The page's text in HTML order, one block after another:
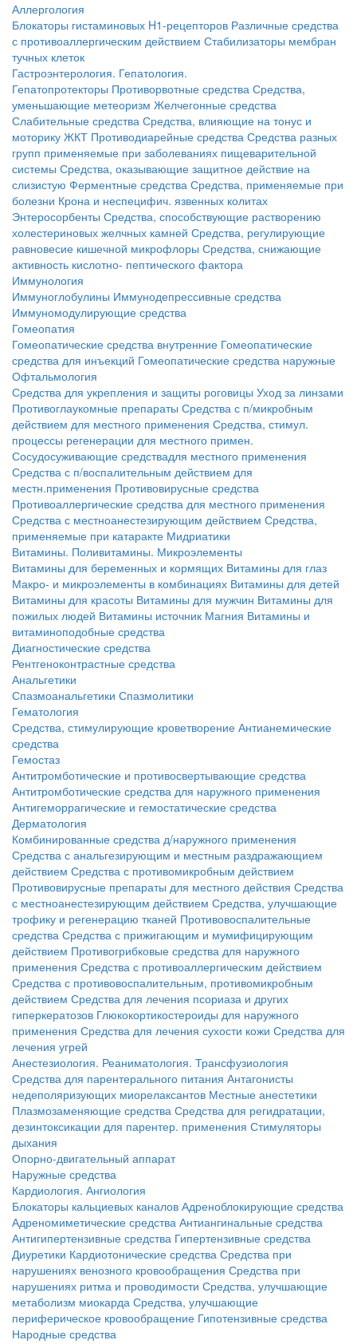
Аллергология
Блокаторы гистаминовых H1-рецепторов Различные средства
с противоаллергическим действием Стабилизаторы мембран
тучных клеток
Гастроэнтерология. Гепатология.
Гепатопротекторы Противорвотные средства Средства,
уменьшающие метеоризм Желчегонные средства
Слабительные средства Средства, влияющие на тонус и
моторику ЖКТ Противодиарейные средства Средства разных
групп применяемые при заболеваниях пищеварительной
системы Средства, оказывающие защитное действие на
слизистую Ферментные средства Средства, применяемые при
болезни Крона и неспецифич. язвенных колитах
Энтеросорбенты Средства, способствующие растворению
холестериновых желчных камней Средства, регулирующие
равновесие кишечной микрофлоры Средства, снижающие
активность кислотно- пептического фактора
Иммунология
Иммуноглобулины Иммунодепрессивные средства
Иммуномодулирующие средства
Гомеопатия
Гомеопатические средства внутренние Гомеопатические
средства для инъекций Гомеопатические средства наружные
Офтальмология
Средства для укрепления и защиты роговицы Уход за линзами
Противоглаукомные препараты Средства с п/микробным
действием для местного применения Средства, стимул.
процессы регенерации для местного примен.
Сосудосуживающие средствадля местного применения
Средства с п/воспалительным действием для
местн.применения Противовирусные средства
Противоаллергические средства для местного применения
Средства с местноанестезирующим действием Средства,
применяемые при катаракте Мидриатики
Витамины. Поливитамины. Микроэлементы
Витамины для беременных и кормящих Витамины для глаз
Макро- и микроэлементы в комбинациях Витамины для детей
Витамины для красоты Витамины для мужчин Витамины для
пожилых людей Витамины источник Магния Витамины и
витаминоподобные средства
Диагностические средства
Рентгеноконтрастные средства
Анальгетики
Спазмоанальгетики Спазмолитики
Гематология
Средства, стимулирующие кроветворение Антианемические
средства
Гемостаз
Антитромботические и противосвертывающие средства
Антитромботические средства для наружного применения
Антигеморрагические и гемостатические средства
Дерматология
Комбинированные средства д/наружного применения
Средства с анальгезирующим и местным раздражающием
действием Средства с противомикробным действием
Противовирусные препараты для местного действия Средства
с местноанестезирующим действием Средства, улучшающие
трофику и регенерацию тканей Противовоспалительные
средства Средства с прижигающим и мумифицирующим
действием Противогрибковые средства для наружного
применения Средства с противоаллергическим действием
Средства с противовоспалительным, противомикробным
действием Средства для лечения псориаза и других
гиперкератозов Глюкокортикостероиды для наружного
применения Средства для лечения сухости кожи Средства для
лечения угрей
Анестезиология. Реаниматология. Трансфузиология
Средства для парентерального питания Антагонисты
недеполяризующих миорелаксантов Местные анестетики
Плазмозаменяющие средства Средства для регидратации,
дезинтоксикации для парентер. применения Стимуляторы
дыхания
Опорно-двигательный аппарат
Наружные средства
Кардиология. Ангиология
Блокаторы кальциевых каналов Адреноблокирующие средства
Адреномиметические средства Антиангинальные средства
Антигипертензивные средства Гипертензивные средства
Диуретики Кардиотонические средства Средства при
нарушениях венозного кровообращения Средства при
нарушениях ритма и проводимости Средства, улучшающие
метаболизм миокарда Средства, улучшающие
периферическое кровообращение Гипотензивные средства
Народные средства